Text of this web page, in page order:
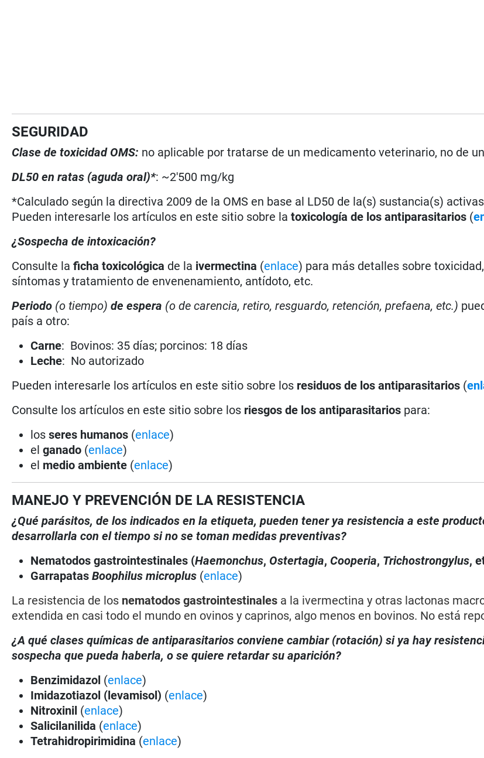
SEGURIDAD
Clase de toxicidad OMS: no aplicable por tratarse de un medicamento veterinario, no de
DL50 en ratas (aguda oral)*: ~2'500 mg/kg
*Calculado según la directiva 2009 de la OMS en base al LD50 de la(s) sustancia(s)
Pueden interesarle los artículos en este sitio sobre la toxicología de los antiparasitarios (
¿Sospecha de intoxicación?
Consulte laficha toxicológica de la ivermectina (enlace) para más detalles sobre
síntomas y tratamiento de envenenamiento, antídoto, etc.
Periodo (o tiempo) de espera (o de carencia, retiro, resguardo, retención, prefaena, etc.)
país a otro:
Carne: Bovinos: 35 días; porcinos: 18 días
Leche: No autorizado
Pueden interesarle los artículos en este sitio sobre los residuos de los antiparasitarios (
Consulte los artículos en este sitio sobre los riesgos de los antiparasitarios para:
losseres humanos (enlace)
elganado (enlace)
el medio ambiente (enlace)
MANEJO Y PREVENCIÓN DE LA RESISTENCIA
¿Qué parásitos, de los indicados en la etiqueta, pueden tener ya resistencia a este
desarrollarla con el tiempo si no se toman medidas preventivas?
Nematodos gastrointestinales (Haemonchus, Ostertagia, Cooperia, Trichostrongylus,
GarrapatasBoophilus microplus (enlace)
La resistencia de los nematodos gastrointestinales a la ivermectina y otras lactonas
extendida en casi todo el mundo en ovinos y caprinos, algo menos en bovinos. No está
¿A qué clases químicas de antiparasitarios conviene cambiar (rotación) si ya hay
sospecha que pueda haberla, o se quiere retardar su aparición?
Benzimidazol (enlace)
Imidazotiazol (levamisol) (enlace)
Nitroxinil (enlace)
Salicilanilida (enlace)
Tetrahidropirimidina (enlace)